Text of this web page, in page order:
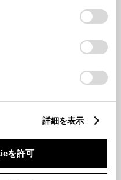
)が保存されることに同
ッキー)のオプトアウト、
にあたっては、当社の
いについて
」をご覧くだ
詳細を表示
を許可